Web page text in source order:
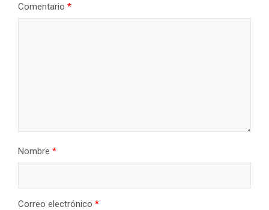
Comentario *
Nombre *
Correo electrónico *